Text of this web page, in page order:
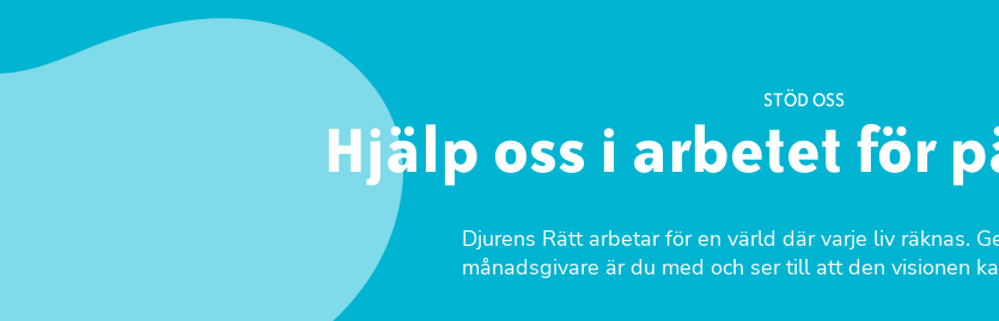
STÖD OSS
Hjälp oss i arbetet för
Djurens Rätt arbetar för en värld där varje liv räknas.
månadsgivare är du med och ser till att den visionen